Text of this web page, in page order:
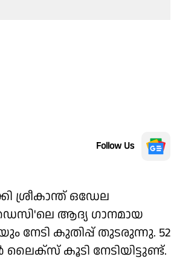
Follow Us
ശ്രീകാന്ത് ഒഡേല
ആദ്യ ഗാനമായ
നേടി കുതിപ്പ് തുടരുന്നു. 52
ലൈക്സ് കൂടി നേടിയിട്ടുണ്ട്.